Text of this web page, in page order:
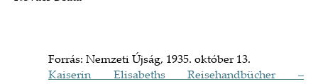
Forrás: Nemzeti Újság, 1935. október 13.
Kaiserin Elisabeths Reisehandbücher –